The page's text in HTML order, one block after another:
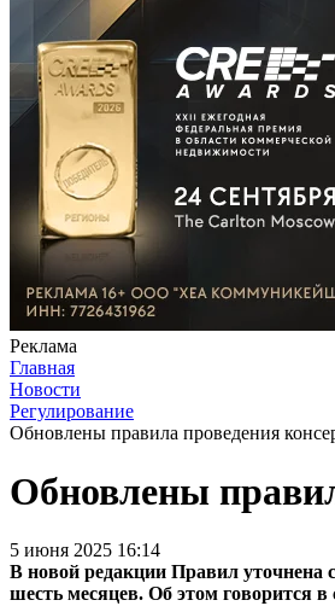
Реклама
Главная
Новости
Регулирование
Обновлены правила проведения
Обновлены
5 июня 2025 16:14
В новой редакции Правил уточнена
шесть месяцев. Об этом говорится